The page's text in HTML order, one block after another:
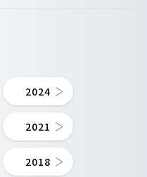
2024
2021
2018